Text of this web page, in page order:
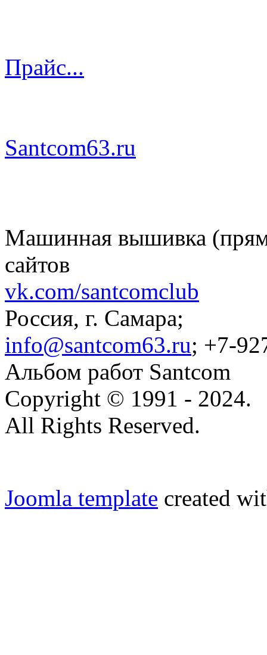
Прайс...
Santcom63.ru
Машинная вышивка
сайтов
vk.com/santcomclub
Россия, г. Самара;
info@santcom63.ru; +7-
Альбом работ Santcom
Copyright © 1991 - 2024.
All Rights Reserved.
Joomla template created